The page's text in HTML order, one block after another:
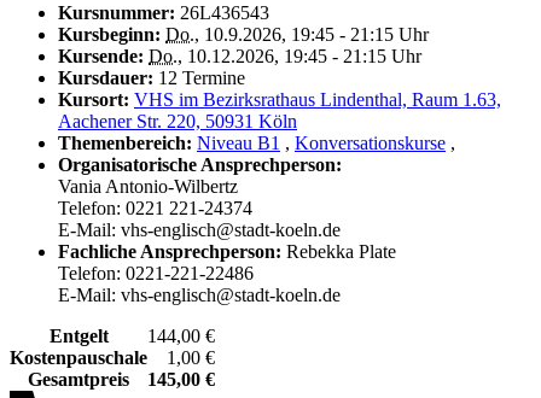
Kursnummer: 26L436543
Kursbeginn: Do., 10.9.2026, 19:45 - 21:15 Uhr
Kursende: Do., 10.12.2026, 19:45 - 21:15 Uhr
Kursdauer: 12 Termine
Kursort: VHS im Bezirksrathaus Lindenthal, Raum 1.63,
Aachener Str. 220, 50931 Köln
Themenbereich: Niveau B1 , Konversationskurse ,
Organisatorische Ansprechperson:
Vania Antonio-Wilbertz
Telefon: 0221 221-24374
E-Mail: vhs-englisch@stadt-koeln.de
Fachliche Ansprechperson: Rebekka Plate
Telefon: 0221-221-22486
E-Mail: vhs-englisch@stadt-koeln.de
Entgelt
144,00 €
Kostenpauschale
1,00 €
Gesamtpreis
145,00 €